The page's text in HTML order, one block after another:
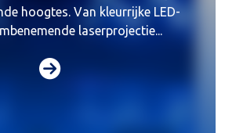
hoogtes. Van kleurrijke LED-
laserprojectie...